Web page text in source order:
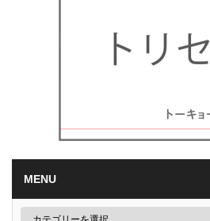
MENU